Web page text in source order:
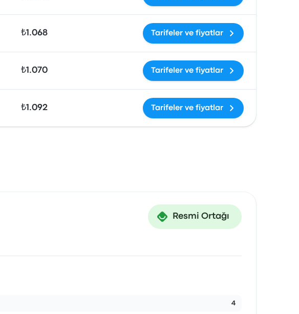
₺1.068 Tarifeler ve fiyatlar
₺1.070 Tarifeler ve fiyatlar
₺1.092 Tarifeler ve fiyatlar
Resmi Ortağı
4